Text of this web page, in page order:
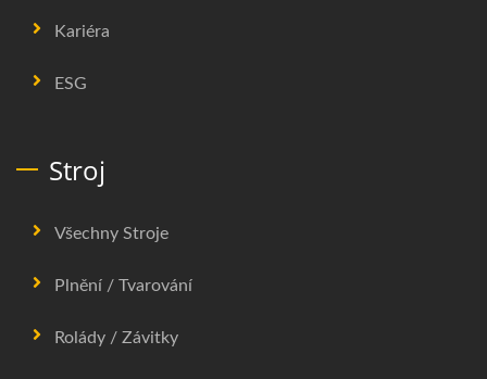
Kariéra
ESG
Stroj
Všechny Stroje
Plnění / Tvarování
Rolády / Závitky